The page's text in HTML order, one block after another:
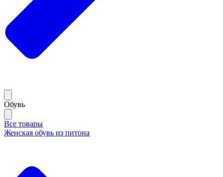
Обувь
Все товары
Женская обувь из питона